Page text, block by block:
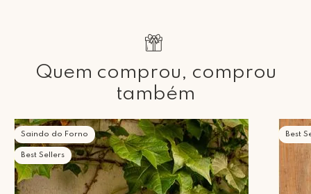
Quem comprou, comprou
também
Saindo do Forno
Best Sellers
Best